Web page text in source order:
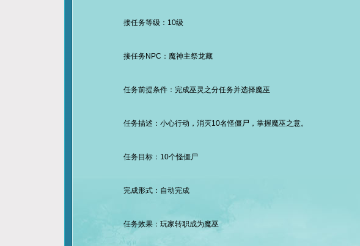
接任务等级：10级
接任务NPC：魔神主祭龙藏
任务前提条件：完成巫灵之分任务并选择魔巫
任务描述：小心行动，消灭10名怪僵尸，掌握魔巫之意。
任务目标：10个怪僵尸
完成形式：自动完成
任务效果：玩家转职成为魔巫